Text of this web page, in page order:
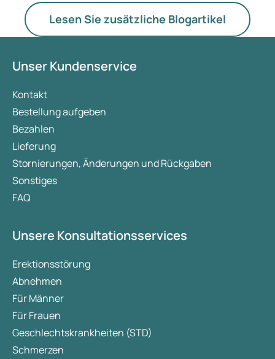
(zirkadianer Rhythmus) und wirkt sich
sowohl auf die Schlafdauer als auch auf die
Schlafqualität aus. Eine Störung kann zu
Schlaf führen. Häufig wird Cortisol mit
erfüllt noch weitere wichtige Funktionen. In
diesem Artikel erläutern wir, was Cortisol ist,
wie es mit Schlaf zusammenhängt, und
geben Tipps, um den Cortisolspiegel zu
senken, zu entspannen und die
Schlafqualität zu verbessern.
Lesen Sie zusätzliche Blogartikel
Unser Kundenservice
Kontakt
Bestellung aufgeben
Bezahlen
Lieferung
Stornierungen, Änderungen und Rückgaben
Sonstiges
FAQ
Unsere Konsultationsservices
Erektionsstörung
Abnehmen
Für Männer
Für Frauen
Geschlechtskrankheiten (STD)
Schmerzen